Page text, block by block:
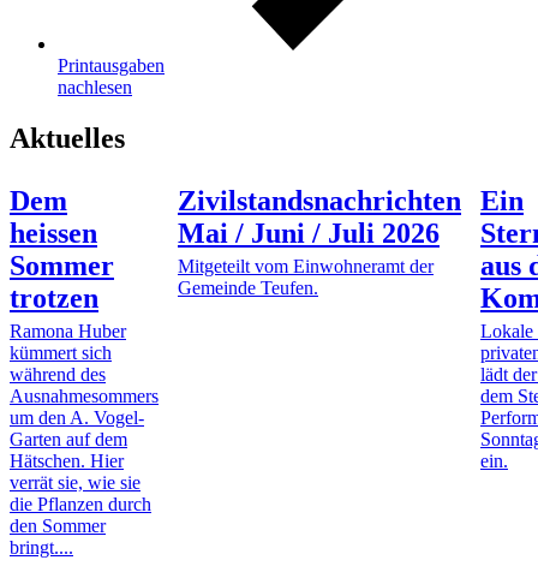
Printausgaben
nachlesen
Aktuelles
Dem
heissen
Sommer
trotzen
Ramona Huber
kümmert sich
während des
Ausnahmesommers
um den A. Vogel-
Garten auf dem
Hätschen. Hier
verrät sie, wie sie
die Pflanzen durch
den Sommer
bringt....
Zivilstandsnachrichten
Mai / Juni / Juli 2026
Mitgeteilt vom Einwohneramt der
Gemeinde Teufen.
Ein
aus
Lokale
lädt
dem
ein.